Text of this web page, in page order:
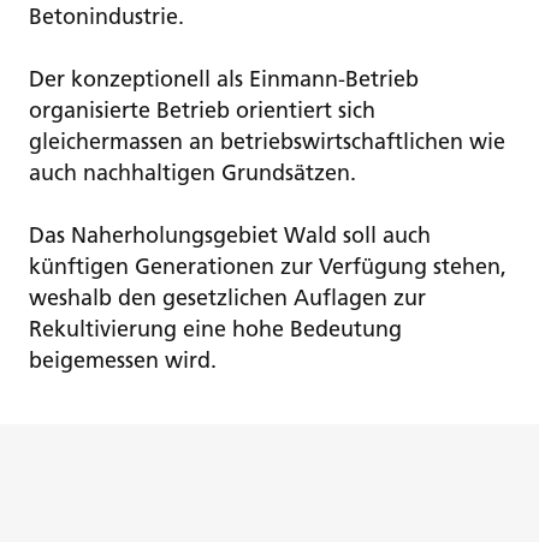
Betonindustrie.
Der konzeptionell als Einmann-Betrieb
organisierte Betrieb orientiert sich
gleichermassen an betriebswirtschaftlichen wie
auch nachhaltigen Grundsätzen.
Das Naherholungsgebiet Wald soll auch
künftigen Generationen zur Verfügung stehen,
weshalb den gesetzlichen Auflagen zur
Rekultivierung eine hohe Bedeutung
beigemessen wird.